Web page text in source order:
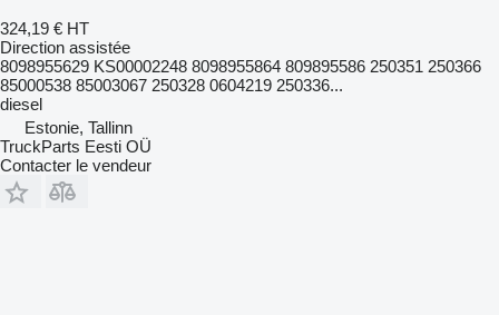
324,19 € HT
Direction assistée
8098955629 KS00002248 8098955864 809895586 250351 250366
85000538 85003067 250328 0604219 250336...
diesel
Estonie, Tallinn
TruckParts Eesti OÜ
Contacter le vendeur